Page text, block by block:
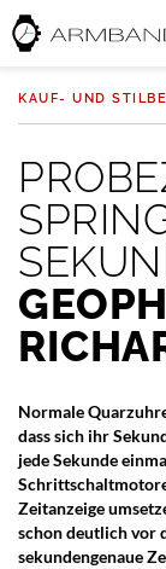
KAUF- UND
Normale
dass sich ihr
jede Sekunde
Zeitanzeige
schon deutlich vor
sekundengenaue